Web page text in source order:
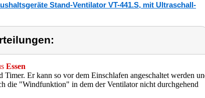
Stand-Ventilator VT-441.S, mit Ultraschall-
Essen
Er kann so vor dem Einschlafen angeschaltet werden
die "Windfunktion" in dem der Ventilator nicht durchgehend